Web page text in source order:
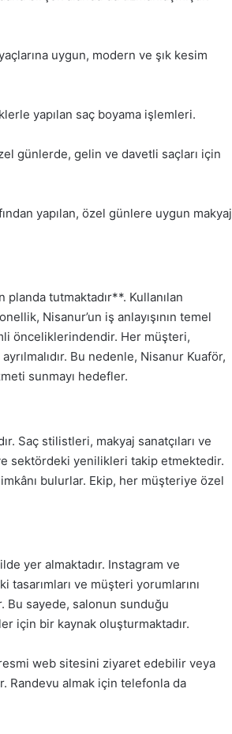
uygun, modern ve şık kesim
yapılan saç boyama işlemleri.
günlerde, gelin ve davetli saçları için
yapılan, özel günlere uygun makyaj
tutmaktadır**. Kullanılan
Nisanur’un iş anlayışının temel
önceliklerindendir. Her müşteri,
Bu nedenle, Nisanur Kuaför,
sunmayı hedefler.
Saç stilistleri, makyaj sanatçıları ve
sektördeki yenilikleri takip etmektedir.
bulurlar. Ekip, her müşteriye özel
yer almaktadır. Instagram ve
ve müşteri yorumlarını
Bu sayede, salonun sunduğu
için bir kaynak oluşturmaktadır.
web sitesini ziyaret edebilir veya
Randevu almak için telefonla da